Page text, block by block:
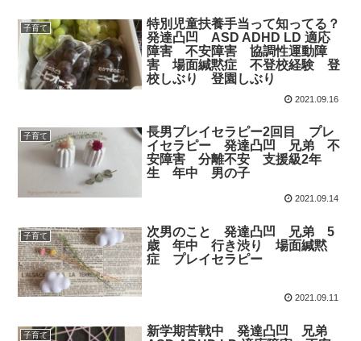
子育て
特別児童扶養手当って知ってる？
発達凸凹 ASD ADHD LD 適応
障害 不安障害 協調性運動障
害 場面緘黙症 不登校経験 登
校しぶり 登園しぶり
2021.09.16
子育て
長男プレイセラピー2回目 プレ
イセラピー 発達凸凹 兄弟 不
安障害 分離不安 支援級2年
生 年中 男の子
2021.09.14
子育て
次男のこと 発達凸凹 兄弟 5
歳 年中 行き渋り 場面緘黙
症 プレイセラピー
2021.09.11
子育て
新学期苦戦中 発達凸凹 兄弟